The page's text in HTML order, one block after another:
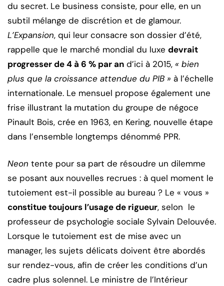
du secret. Le business consiste, pour elle, en un
subtil mélange de discrétion et de glamour.
L’Expansion, qui leur consacre son dossier d’été,
rappelle que le marché mondial du luxe devrait
progresser de 4 à 6 % par an d’ici à 2015, « bien
plus que la croissance attendue du PIB » à l’échelle
internationale. Le mensuel propose également une
frise illustrant la mutation du groupe de négoce
Pinault Bois, crée en 1963, en Kering, nouvelle étape
dans l’ensemble longtemps dénommé PPR.
Neon tente pour sa part de résoudre un dilemme
se posant aux nouvelles recrues : à quel moment le
tutoiement est-il possible au bureau ? Le « vous »
constitue toujours l’usage de rigueur, selon le
professeur de psychologie sociale Sylvain Delouvée.
Lorsque le tutoiement est de mise avec un
manager, les sujets délicats doivent être abordés
sur rendez-vous, afin de créer les conditions d’un
cadre plus solennel. Le ministre de l’Intérieur